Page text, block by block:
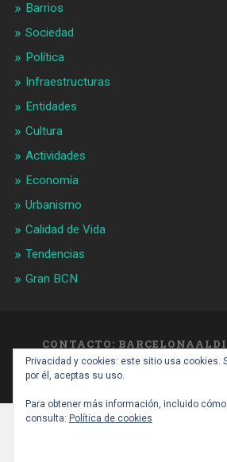
Barrios
Sociedad
Política
Infraestructuras
Entidades
Cultura
Actividades
Economía
Urbanismo
Calidad de Vida
Tendencias
Gran BCN
CONTACTO:
GMAIL.COM
Privacidad y cookies: este sitio usa cookies.
por él, aceptas su uso.
Para obtener más información, incluido
consulta: Política de cookies